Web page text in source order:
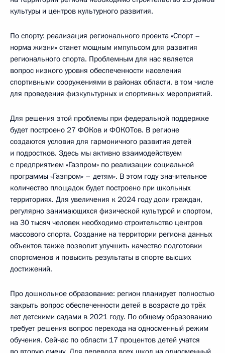
культуры и центров культурного развития.
По спорту: реализация регионального проекта «Спорт –
норма жизни» станет мощным импульсом для развития
регионального спорта. Проблемным для нас является
вопрос низкого уровня обеспеченности населения
спортивными сооружениями в районах области, в том числе
для проведения физкультурных и спортивных мероприятий.
Для решения этой проблемы при федеральной поддержке
будет построено 27 ФОКов и ФОКОТов. В регионе
создаются условия для гармоничного развития детей
и подростков. Здесь мы активно взаимодействуем
с предприятием «Газпром» по реализации социальной
программы «Газпром» – детям». В этом году значительное
количество площадок будет построено при школьных
территориях. Для увеличения к 2024 году доли граждан,
регулярно занимающихся физической культурой и спортом,
на 30 тысяч человек необходимо строительство центров
массового спорта. Создание на территории региона данных
объектов также позволит улучшить качество подготовки
спортсменов и повысить результаты в спорте высших
достижений.
Про дошкольное образование: регион планирует полностью
закрыть вопрос обеспеченности детей в возрасте до трёх
лет детскими садами в 2021 году. По общему образованию
требует решения вопрос перехода на односменный режим
обучения. Сейчас по области 17 процентов детей учатся